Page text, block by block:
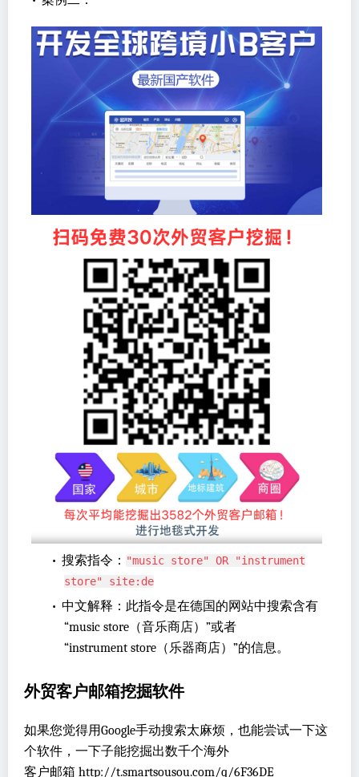
• 搜索指令： "music store" OR "instrument
store" site:de
• 中文解释：此指令是在德国的网站中搜索含有
“music store（音乐商店）”或者
“instrument store（乐器商店）”的信息。
外贸客户邮箱挖掘软件
如果您觉得用Google手动搜索太麻烦，也能尝试一下这
个软件，一下子能挖掘出数千个海外
客户邮箱 http://t.smartsousou.com/q/6F36DE